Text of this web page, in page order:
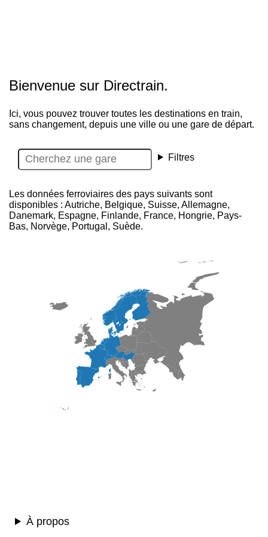
Bienvenue sur Directrain.
Ici, vous pouvez trouver toutes les destinations en train,
sans changement, depuis une ville ou une gare de départ.
Filtres
Les données ferroviaires des pays suivants sont
disponibles : Autriche, Belgique, Suisse, Allemagne,
Danemark, Espagne, Finlande, France, Hongrie, Pays-
Bas, Norvège, Portugal, Suède.
À propos